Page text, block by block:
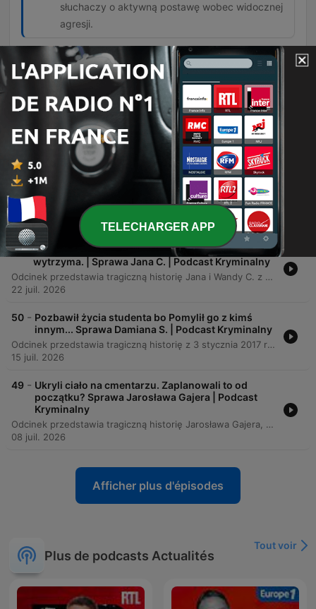
słuchaczy o aktywną postawę wobec widocznej
agresji.
Épisodes
53 - Ojciec zamienił dom w piekło. Krzyczała tylko:
„Ratujcie mamę”. | Podcast Kryminalny
Odcinek przedstawia tragiczną historię rodziny Milewskich z miejscowości Drewnowo, gdzie wieloletnia przemoc domowa stosowana przez Jana doprowadziła do śmierci jego żony Marii oraz trwałego kalectwa córki Violetty. Narracja ukazuje mechanizmy psychologicznego uzależnienia ofiar od sprawcy oraz bezradność instytucji i systemowych luk w procedurze niebieskiej karty. Słuchacze poznają kulisy brutalnego ataku nożem, proces sądowy kończący się wyrokiem dożywocia oraz dramatyczną walkę o przetrwanie dzieci, które stały się tarczami dla matki. Całość wieńczy apel o aktywną reakcję na widoczną przemoc w otoczeniu.
05 août 2026
52 - Miała 16 lat. Wszystko wydarzyło się w drodze na
autobus. | Podcast Kryminalny
Odcinek przedstawia tragiczną historię 16-letniej Ewy z Jankowej Żarskiej, opisując jej życie, okoliczności zaginięcia oraz dramatyczne odkrycie ciała w lesie. Narracja ukazuje błędy w śledztwie, które doprowadziły do błędnego oskarżenia niewinnej osoby, zanim prawdziwymi sprawcami okazały się dwaj nastolatkowie. Analiza obejmuje również kulminację dochodzenia, mechanizm działania fałszywego świadka oraz zestawienie trzech różnych spraw zaginięć dziewcząt o imieniu Ewa. Autorka porusza kwestie odpowiedzialności karnej nieletnich oraz biologicznych podstaw impulsywności u młodych ludzi.
29 juil. 2026
51 - Przez lata opiekował się żoną. Mówił, że dłużej nie
wytrzyma. | Sprawa Jana C. | Podcast Kryminalny
Odcinek przedstawia tragiczną historię Jana i Wandy C. z Trzcinicy, których spokojne życie na Podkarpaciu zostało zniszczone przez postępujące choroby neurologiczne. Proces chorobowy Wandy oraz stan zdrowia Jana po udarze doprowadziły do ogromnego ciężaru opieki, co ostatecznie skłoniło Jana do dokonania zabójstwa żony i próby odebrania sobie życia. Analiza sprawy wskazuje na złożoność motywacji sprawcy, który działał w celu zakończenia cierpienia bliskiej osoby. Historia ta staje się punktem wyjścia do refleksji nad problemem systemowej samotności opiekunów osób ciężko chorych.
22 juil. 2026
50 - Pozbawił życia studenta bo Pomylił go z kimś
innym... Sprawa Damiana S. | Podcast Kryminalny
Odcinek przedstawia tragiczną historię z 3 stycznia 2017 roku w Krakowie, gdzie planowana zemsta Damiana S. doprowadziła do śmierci Mateusza Schmidta. Narracja kontrastuje życie ambitnego młodego człowieka z brutalną spiralą przemocy sprawcy, który po przypadkowym pobiciu postanowił dokonać krwawego odwetu. Opis przebiegu ataku, w którym doszło do tragicznej pomyłki podczas stłuczki samochodowej, oraz proces sądowy skupiający się na kwestii zamiaru sprawcy. Całość obejmuje również analizę wyroków dla uczestników zdarzenia, rolę alkoholu w przestępstwach oraz ostateczne podtrzymanie kary dożywocia przez sąd apelacyjny.
15 juil. 2026
49 - Ukryli ciało na cmentarzu. Zaplanowali to od
początku? Sprawa Jarosława Gajera | Podcast
Kryminalny
Odcinek przedstawia tragiczną historię Jarosława Gajera, który został zamordowany przez Dawida i jego wspólnika, Sebastiana, podczas rzekomego ogniska. Zbrodnia, motywowana chęcią przejęcia majątku i uniknięcia finansowej zależności, wiązała się z brutalnymi torturami oraz próbą ukrycia ciała w cudzym grobie. Analiza sprawy obejmuje skomplikowaną, asymetryczną relację między ofiarą a sprawcą, naznaczoną mechanizmami kontroli i traumatycznej więzi. Materiał przybliża również przebieg procesu sądowego, wyroki skazujące oraz psychologiczne i systemowe aspekty tej tragedii.
08 juil. 2026
Afficher plus d'épisodes
Plus de podcasts Actualités
Tout voir
TELECHARGER APP